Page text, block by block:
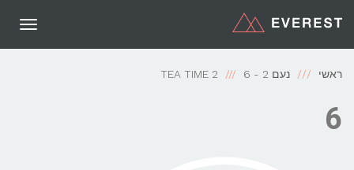
ראשי נעם 2 - TEA TIME 2 6
6